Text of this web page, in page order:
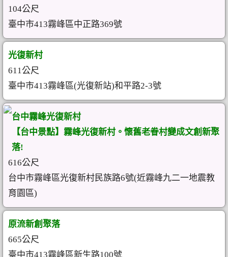
104公尺
臺中市413霧峰區中正路369號
光復新村
611公尺
臺中市413霧峰區(光復新站)和平路2-3號
台中霧峰光復新村
【台中景點】霧峰光復新村。懷舊老眷村變成文創新聚
落!
616公尺
台中市霧峰區光復新村民族路6號(近霧峰九二一地震教
育園區)
原流新創聚落
665公尺
臺中市413霧峰區新生路100號